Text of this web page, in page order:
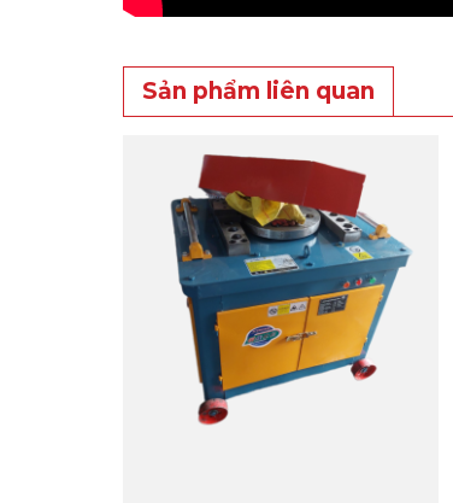
Sản phẩm liên quan